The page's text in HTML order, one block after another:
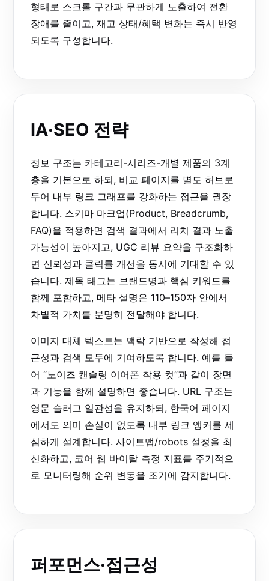
형태로 스크롤 구간과 무관하게 노출하여 전환
장애를 줄이고, 재고 상태/혜택 변화는 즉시 반영
되도록 구성합니다.
IA·SEO 전략
정보 구조는 카테고리-시리즈-개별 제품의 3계
층을 기본으로 하되, 비교 페이지를 별도 허브로
두어 내부 링크 그래프를 강화하는 접근을 권장
합니다. 스키마 마크업(Product, Breadcrumb,
FAQ)을 적용하면 검색 결과에서 리치 결과 노출
가능성이 높아지고, UGC 리뷰 요약을 구조화하
면 신뢰성과 클릭률 개선을 동시에 기대할 수 있
습니다. 제목 태그는 브랜드명과 핵심 키워드를
함께 포함하고, 메타 설명은 110–150자 안에서
차별적 가치를 분명히 전달해야 합니다.
이미지 대체 텍스트는 맥락 기반으로 작성해 접
근성과 검색 모두에 기여하도록 합니다. 예를 들
어 “노이즈 캔슬링 이어폰 착용 컷”과 같이 장면
과 기능을 함께 설명하면 좋습니다. URL 구조는
영문 슬러그 일관성을 유지하되, 한국어 페이지
에서도 의미 손실이 없도록 내부 링크 앵커를 세
심하게 설계합니다. 사이트맵/robots 설정을 최
신화하고, 코어 웹 바이탈 측정 지표를 주기적으
로 모니터링해 순위 변동을 조기에 감지합니다.
퍼포먼스·접근성